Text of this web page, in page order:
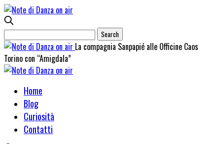
La compagnia Sanpapié alle Officine Caos
Torino con “Amigdala”
Home
Blog
Curiosità
Contatti